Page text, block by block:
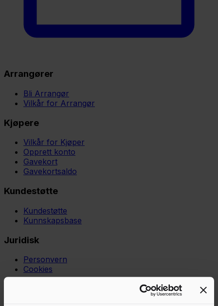
Arrangører
Bli Arrangør
Vilkår for Arrangør
Kjøpere
Vilkår for Kjøper
Opprett konto
Gavekort
Gavekortsaldo
Kundestøtte
Kundestøtte
Kunnskapsbase
Juridisk
Personvern
Cookies
Tyskland Global
Deutsch Français